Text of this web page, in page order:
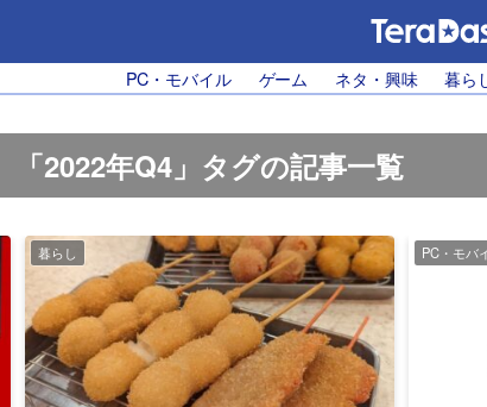
PC・モバイル ゲーム ネタ・興味 暮ら
「2022年Q4」タグの記事一覧
暮らし PC・モバ